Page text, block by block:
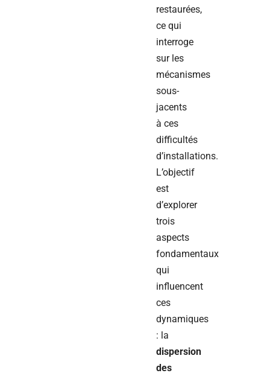
restaurées,
ce qui
interroge
sur les
mécanismes
sous-
jacents
à ces
difficultés
d’installations.
L’objectif
est
d’explorer
trois
aspects
fondamentaux
qui
influencent
ces
dynamiques
: la
dispersion
des